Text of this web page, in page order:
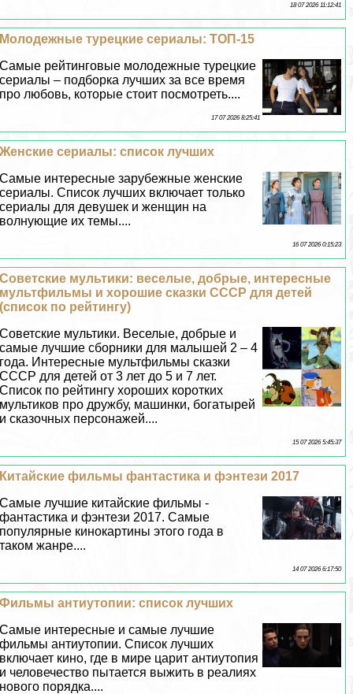
18 07 2026 11:12:41
Молодежные турецкие сериалы: ТОП-15
Самые рейтинговые молодежные турецкие
сериалы – подборка лучших за все время
про любовь, которые стоит посмотреть....
17 07 2026 8:25:41
Женские сериалы: список лучших
Самые интересные зарубежные женские
сериалы. Список лучших включает только
сериалы для дeвyшек и женщин на
волнующие их темы....
16 07 2026 0:15:23
Советские мультики: веселые, добрые, интересные
мультфильмы и хорошие сказки СССР для детей
(список по рейтингу)
Советские мультики. Веселые, добрые и
самые лучшие сборники для малышей 2 – 4
года. Интересные мультфильмы сказки
СССР для детей от 3 лет до 5 и 7 лет.
Список по рейтингу хороших коротких
мультиков про дружбу, машинки, богатырей
и сказочных персонажей....
15 07 2026 5:45:37
Китайские фильмы фантастика и фэнтези 2017
Самые лучшие китайские фильмы -
фантастика и фэнтези 2017. Самые
популярные кинокартины этого года в
таком жанре....
14 07 2026 6:17:50
Фильмы антиутопии: список лучших
Самые интересные и самые лучшие
фильмы антиутопии. Список лучших
включает кино, где в мире царит антиутопия
и человечество пытается выжить в реалиях
нового порядка....